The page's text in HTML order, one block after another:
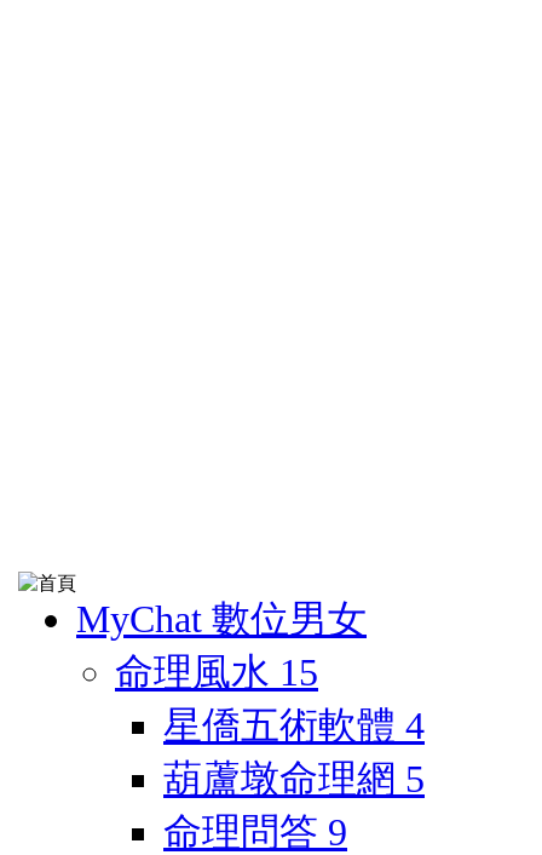
MyChat 數位男女
命理風水 15
星僑五術軟體 4
葫蘆墩命理網 5
命理問答 9